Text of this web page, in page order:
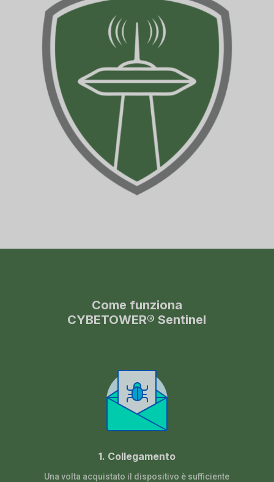
Come funziona
CYBETOWER® ​ Sentinel
1. Collegamento
Una volta acquistato il dispositivo è sufficiente